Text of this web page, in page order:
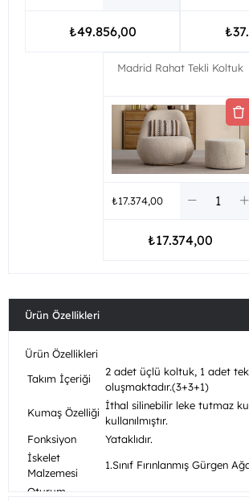
₺49.856,00
Madrid Rahat Tekli Koltuk
₺17.374,00
₺17.374,00
Ürün Özellikleri
Ürün Özellikleri
Takım İçeriği
2 adet üçlü koltuk, 1 adet
oluşmaktadır.(3+3+1)
Kumaş Özelliği
İthal silinebilir leke tutmaz
kullanılmıştır.
Fonksiyon
Yataklıdır.
İskelet
Malzemesi
1.Sınıf Fırınlanmış Gürgen
Oturum